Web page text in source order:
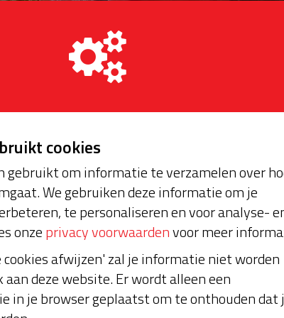
Servicepakket AED
02-10-2023 | 13:46
Beste buren, Onze
(en is ongeveer 8 keer
cookies
gebruikt om informatie te verzamelen over
We gebruiken deze informatie om je
te personaliseren en voor analyse-
onzeprivacy voorwaardenvoor meer
afwijzen' zal je informatie niet worden
aan deze website. Er wordt alleen een
in je browser geplaatst om te onthouden dat